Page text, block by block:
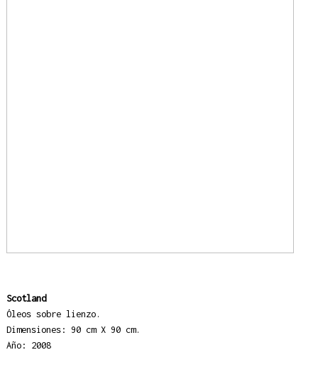
Scotland
Óleos sobre lienzo.
Dimensiones: 90 cm X 90 cm.
Año: 2008